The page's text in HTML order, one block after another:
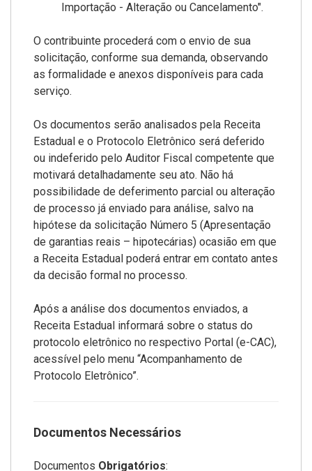
Importação - Alteração ou Cancelamento".
O contribuinte procederá com o envio de sua
solicitação, conforme sua demanda, observando
as formalidade e anexos disponíveis para cada
serviço.
Os documentos serão analisados pela Receita
Estadual e o Protocolo Eletrônico será deferido
ou indeferido pelo Auditor Fiscal competente que
motivará detalhadamente seu ato. Não há
possibilidade de deferimento parcial ou alteração
de processo já enviado para análise, salvo na
hipótese da solicitação Número 5 (Apresentação
de garantias reais – hipotecárias) ocasião em que
a Receita Estadual poderá entrar em contato antes
da decisão formal no processo.
Após a análise dos documentos enviados, a
Receita Estadual informará sobre o status do
protocolo eletrônico no respectivo Portal (e-CAC),
acessível pelo menu “Acompanhamento de
Protocolo Eletrônico”.
Documentos Necessários
Documentos Obrigatórios: